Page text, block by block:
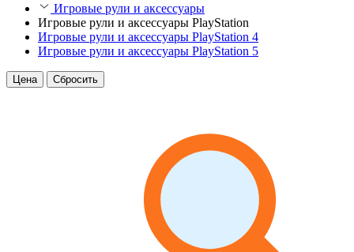
Игровые рули и аксессуары
Игровые рули и аксессуары PlayStation
Игровые рули и аксессуары PlayStation 4
Игровые рули и аксессуары PlayStation 5
Цена Сбросить